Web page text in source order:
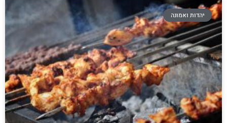
יהדות ואמונה